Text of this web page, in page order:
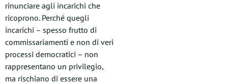
rinunciare agli incarichi che
ricoprono. Perché quegli
incarichi – spesso frutto di
commissariamenti e non di veri
processi democratici – non
rappresentano un privilegio,
ma rischiano di essere una